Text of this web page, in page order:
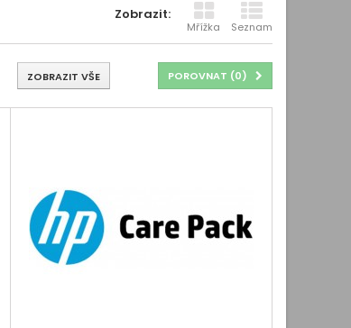
Zobrazit:
Mřížka Seznam
POROVNAT (0)
ZOBRAZIT VŠE